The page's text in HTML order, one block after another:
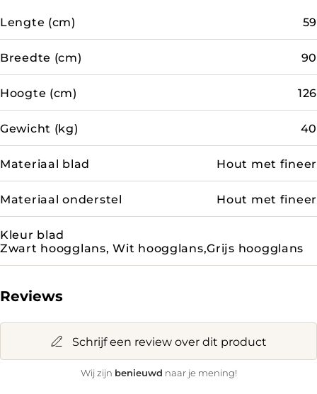
Lengte (cm) 59
Breedte (cm) 90
Hoogte (cm) 126
Gewicht (kg) 40
Materiaal blad Hout met fineer
Materiaal onderstel Hout met fineer
Kleur blad
Zwart hoogglans, Wit hoogglans,Grijs hoogglans
Reviews
Schrijf een review over dit product
Wij zijn benieuwd naar je mening!